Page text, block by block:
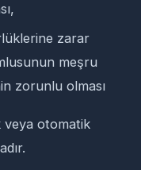
zarar
meşru
zorunlu olması
veya otomatik